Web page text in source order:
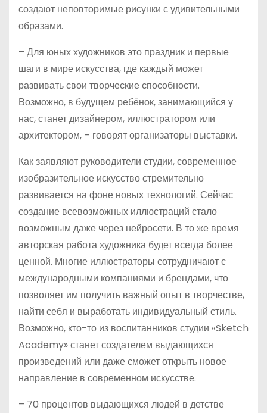
создают неповторимые рисунки с удивительными
образами.
– Для юных художников это праздник и первые
шаги в мире искусства, где каждый может
развивать свои творческие способности.
Возможно, в будущем ребёнок, занимающийся у
нас, станет дизайнером, иллюстратором или
архитектором, – говорят организаторы выставки.
Как заявляют руководители студии, современное
изобразительное искусство стремительно
развивается на фоне новых технологий. Сейчас
создание всевозможных иллюстраций стало
возможным даже через нейросети. В то же время
авторская работа художника будет всегда более
ценной. Многие иллюстраторы сотрудничают с
международными компаниями и брендами, что
позволяет им получить важный опыт в творчестве,
найти себя и выработать индивидуальный стиль.
Возможно, кто-то из воспитанников студии «Sketch
Academy» станет создателем выдающихся
произведений или даже сможет открыть новое
направление в современном искусстве.
– 70 процентов выдающихся людей в детстве